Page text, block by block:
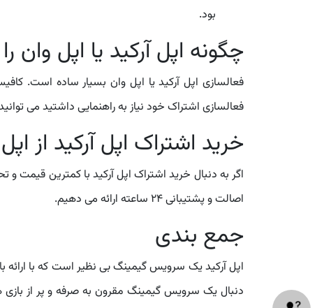
بود.
چگونه اپل آرکید یا اپل وان
فعالسازی اپل آرکید یا اپل وان بسیار ساده است.
فعالسازی اشتراک خود نیاز به راهنمایی داشتید می توانید با پشتیبانی اپل
خرید اشتراک اپل آرکید از اپل 98
اصالت و پشتیبانی 24 ساعته ارائه می دهیم.
جمع بندی
اپل آرکید یک سرویس گیمینگ بی نظیر است که با ارائه
دنبال یک سرویس گیمینگ مقرون به صرفه و پر از